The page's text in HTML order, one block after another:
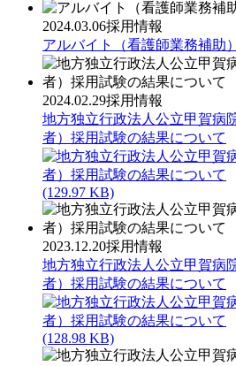
2024.03.06採用情報
アルバイト（看護師業務補助
2024.02.29採用情報
地方独立行政法人公立甲賀
者）採用試験の結果について
(129.97 KB)
2023.12.20採用情報
地方独立行政法人公立甲賀
者）採用試験の結果について
(128.98 KB)